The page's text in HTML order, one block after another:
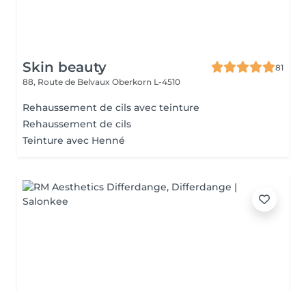
Skin beauty
81
88, Route de Belvaux Oberkorn L-4510
Rehaussement de cils avec teinture
Rehaussement de cils
Teinture avec Henné